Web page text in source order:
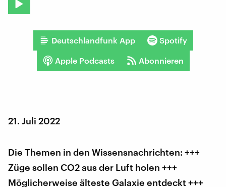
Deutschlandfunk App Spotify
Apple Podcasts Abonnieren
21. Juli 2022
Die Themen in den Wissensnachrichten: +++
Züge sollen CO2 aus der Luft holen +++
Möglicherweise älteste Galaxie entdeckt +++